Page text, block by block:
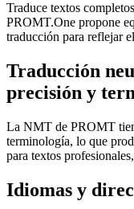
Traduce textos
PROMT.One propone
traducción para reflejar
Traducción
precisión y
La NMT de PROMT
terminología, lo que
para textos
Idiomas y